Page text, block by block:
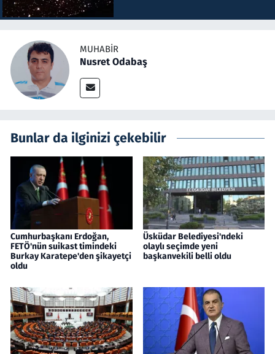
MUHABIR
Nusret Odabaş
Bunlar da ilginizi çekebilir
Cumhurbaşkanı Erdoğan,
FETÖ'nün suikast timindeki
Burkay Karatepe'den şikayetçi
oldu
Üsküdar Belediyesi'ndeki
olaylı seçimde yeni
başkanvekili belli oldu